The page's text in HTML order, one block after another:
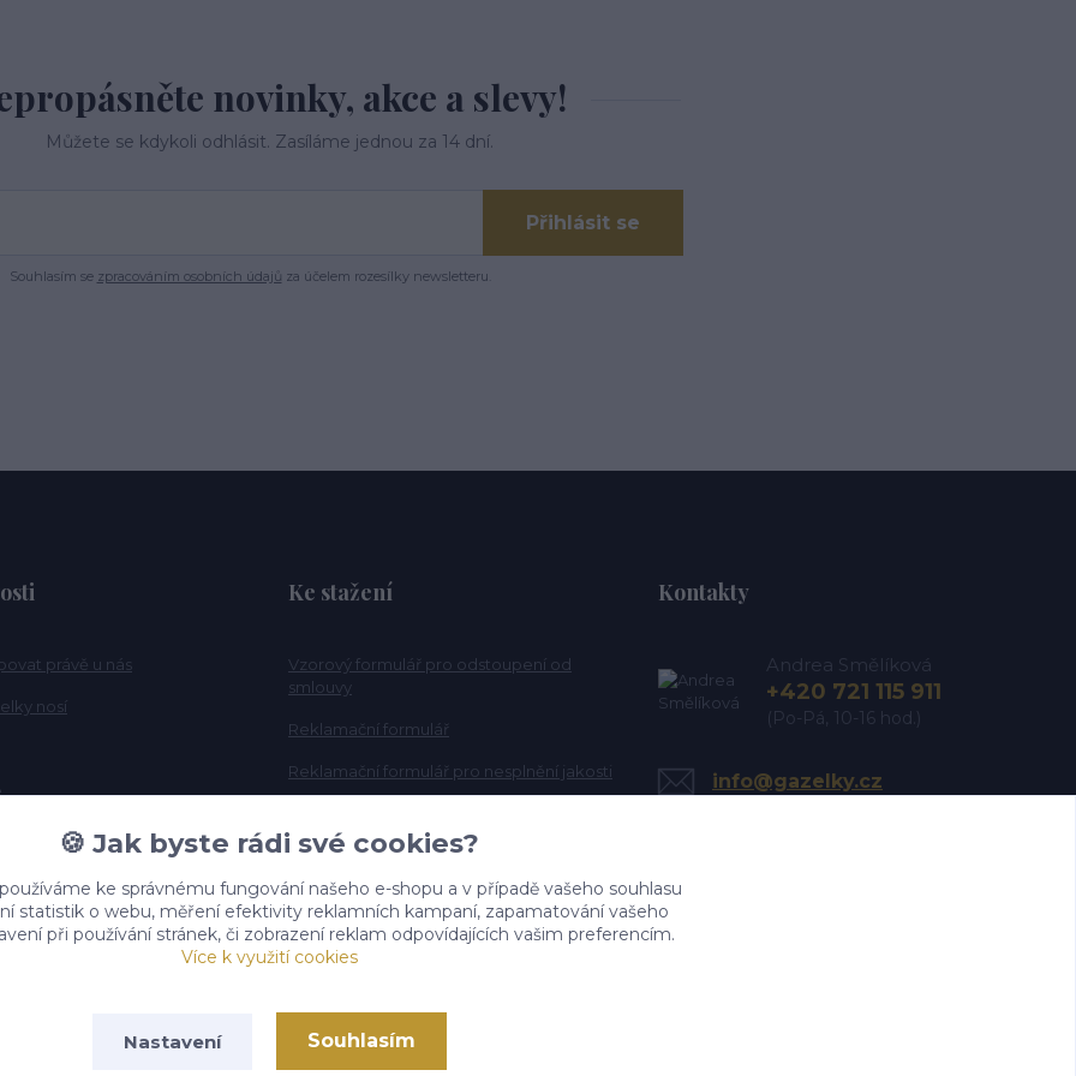
novinky, akce a slevy!
Můžete se kdykoli odhlásit. Zasíláme jednou za 14 dní.
Přihlásit se
Souhlasím se zpracováním osobních údajů za účelem rozesílky newsletteru.
právě u nás
nosí
Ke stažení
Vzorový formulář pro odstoupení od
smlouvy
Reklamační formulář
Reklamační formulář pro nesplnění jakosti
Kontakty
Andrea Smělíková
+420 721 115 911
(Po-Pá, 10-16 hod.)
info@gazelky.cz
🍪 Jak byste rádi své cookies?
ke správnému fungování našeho e-shopu a v případě vašeho souhlasu
statistik o webu, měření efektivity reklamních kampaní, zapamatování vašeho
při používání stránek, či zobrazení reklam odpovídajících vašim preferencím.
Více k využití cookies
Nastavení Souhlasím